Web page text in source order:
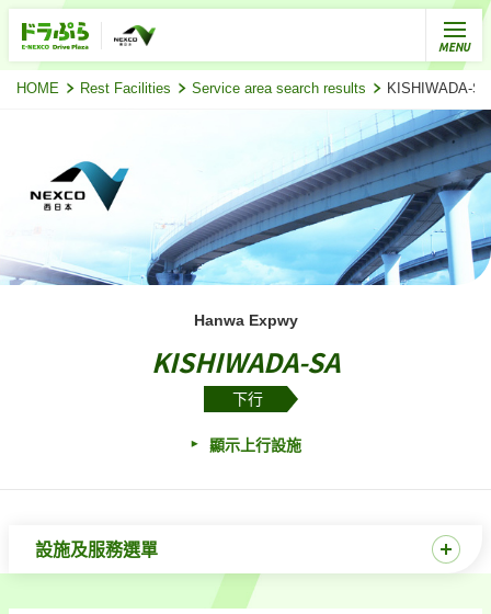
HOME Rest Facilities Service area search results KISHIWADA-
Hanwa Expwy
KISHIWADA-SA
下行
顯示上行設施
設施及服務選單